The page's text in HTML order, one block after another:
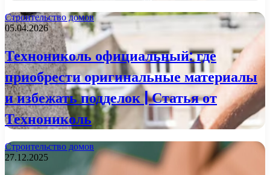
Строительство домов
05.04.2026
Технониколь официальный: где
приобрести оригинальные материалы
и избежать подделок | Статья от
Технониколь
Строительство домов
27.12.2025